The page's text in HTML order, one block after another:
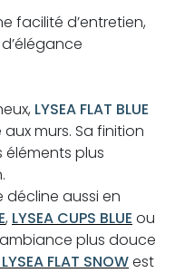
facilité d’entretien,
LYSEA FLAT BLUE
murs. Sa finition
plus
décline aussi en
, LYSEA CUPS BLUE ou
plus douce
LYSEA FLAT SNOWest